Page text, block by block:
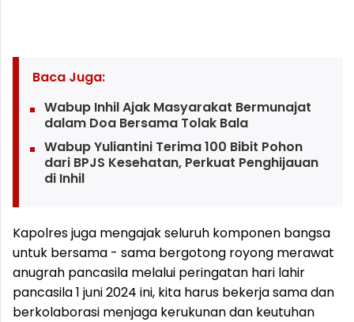
Baca Juga:
Wabup Inhil Ajak Masyarakat Bermunajat
dalam Doa Bersama Tolak Bala
Wabup Yuliantini Terima 100 Bibit Pohon
dari BPJS Kesehatan, Perkuat Penghijauan
di Inhil
Kapolres juga mengajak seluruh komponen bangsa
untuk bersama - sama bergotong royong merawat
anugrah pancasila melalui peringatan hari lahir
pancasila 1 juni 2024 ini, kita harus bekerja sama dan
berkolaborasi menjaga kerukunan dan keutuhan